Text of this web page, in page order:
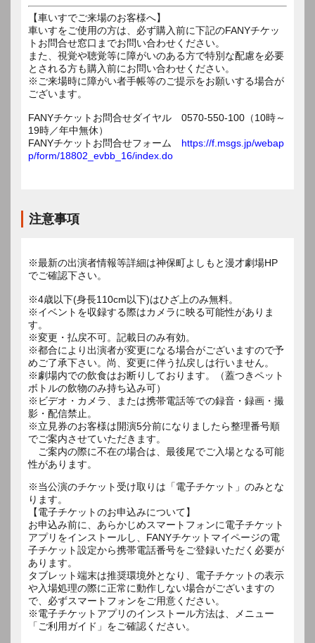
【車いすでご来場のお客様へ】
車いすをご使用の方は、必ず購入前に下記のFANYチケッ
トお問合せ窓口までお問い合わせください。
また、視覚や聴覚等に障がいのある方で特別な配慮を必要
とされる方も購入前にお問い合わせください。
※ご来場時に障がい者手帳等のご提示をお願いする場合が
ございます。
FANYチケットお問合せダイヤル 0570-550-100（10時～
19時／年中無休）
FANYチケットお問合せフォーム https://f.msgs.jp/webap
p/form/18802_evbb_16/index.do
注意事項
※最新の出演者情報等詳細は神保町よしもと漫才劇場HP
でご確認下さい。
※4歳以下(身長110cm以下)はひざ上のみ無料。
※イベントを収録する際はカメラに映る可能性がありま
す。
※変更・払戻不可。記載日のみ有効。
※都合により出演者が変更になる場合がございますので予
めご了承下さい。尚、変更に伴う払戻しは行いません。
※劇場内での飲食はお断りしております。（蓋つきペット
ボトルの飲物のみ持ち込み可）
※ビデオ・カメラ、または携帯電話等での録音・録画・撮
影・配信禁止。
※立見券のお客様は開演5分前になりましたら整理番号順
でご案内させていただきます。
ご案内の際に不在の場合は、最後尾でご入場となる可能
性があります。
※当公演のチケット受け取りは「電子チケット」のみとな
ります。
【電子チケットのお申込みについて】
お申込み前に、あらかじめスマートフォンに電子チケット
アプリをインストールし、FANYチケットマイページの電
子チケット設定から携帯電話番号をご登録いただく必要が
あります。
タブレット端末は推奨環境外となり、電子チケットの表示
や入場処理の際に正常に動作しない場合がございますの
で、必ずスマートフォンをご用意ください。
※電子チケットアプリのインストール方法は、メニュー
「ご利用ガイド」をご確認ください。